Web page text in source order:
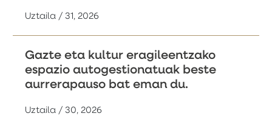
Uztaila / 31, 2026
Gazte eta kultur eragileentzako
espazio autogestionatuak beste
aurrerapauso bat eman du.
Uztaila / 30, 2026